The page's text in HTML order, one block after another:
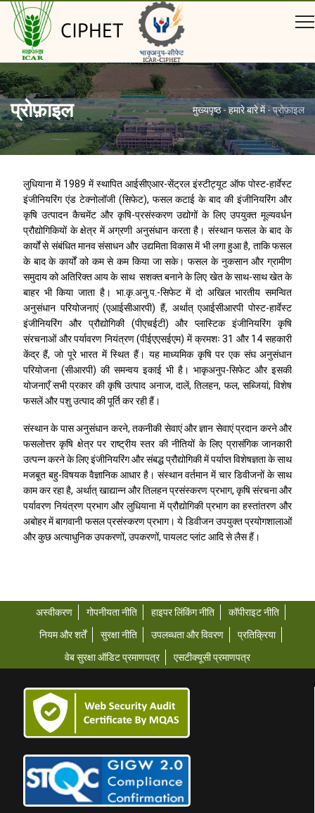
CIPHET
प्रोफ़ाइल मुख्यपृष्ठ-हमारे बारे में-प्रोफ़ाइल
लुधियाना में 1989 में स्थापित आईसीएआर-सेंट्रल इंस्टीट्यूट ऑफ पोस्ट-हार्वेस्ट
इंजीनियरिंग एंड टेक्नोलॉजी (सिफेट), फसल कटाई के बाद की इंजीनियरिंग और
कृषि उत्पादन कैचमेंट और कृषि-प्रसंस्करण उद्योगों के लिए उपयुक्त मूल्यवर्धन
प्रौद्योगिकियों के क्षेत्र में अग्रणी अनुसंधान करता है। संस्थान फसल के बाद के
कार्यों से संबंधित मानव संसाधन और उद्यमिता विकास में भी लगा हुआ है, ताकि फसल
के बाद के कार्यों को कम से कम किया जा सके। फसल के नुकसान और ग्रामीण
समुदाय को अतिरिक्त आय के साथ सशक्त बनाने के लिए खेत के साथ-साथ खेत के
बाहर भी किया जाता है। भा.कृ.अनु.प.-सिफेट में दो अखिल भारतीय समन्वित
अनुसंधान परियोजनाएं (एआईसीआरपी) हैं, अर्थात् एआईसीआरपी पोस्ट-हार्वेस्ट
इंजीनियरिंग और प्रौद्योगिकी (पीएचईटी) और प्लास्टिक इंजीनियरिंग कृषि
संरचनाओं और पर्यावरण नियंत्रण (पीईएएसईएम) में क्रमशः 31 और 14 सहकारी
केंद्र हैं, जो पूरे भारत में स्थित हैं। यह माध्यमिक कृषि पर एक संघ अनुसंधान
परियोजना (सीआरपी) की समन्वय इकाई भी है। भाकृअनुप-सिफेट और इसकी
योजनाएँ सभी प्रकार की कृषि उत्पाद अनाज, दालें, तिलहन, फल, सब्जियां, विशेष
फसलें और पशु उत्पाद की पूर्ति कर रही हैं।
संस्थान के पास अनुसंधान करने, तकनीकी सेवाएं और ज्ञान सेवाएं प्रदान करने और
फसलोत्तर कृषि क्षेत्र पर राष्ट्रीय स्तर की नीतियों के लिए प्रासंगिक जानकारी
उत्पन्न करने के लिए इंजीनियरिंग और संबद्ध प्रौद्योगिकी में पर्याप्त विशेषज्ञता के साथ
मजबूत बहु-विषयक वैज्ञानिक आधार है। संस्थान वर्तमान में चार डिवीजनों के साथ
काम कर रहा है, अर्थात् खाद्यान्न और तिलहन प्रसंस्करण प्रभाग, कृषि संरचना और
पर्यावरण नियंत्रण प्रभाग और लुधियाना में प्रौद्योगिकी प्रभाग का हस्तांतरण और
अबोहर में बागवानी फसल प्रसंस्करण प्रभाग। ये डिवीजन उपयुक्त प्रयोगशालाओं
और कुछ अत्याधुनिक उपकरणों, उपकरणों, पायलट प्लांट आदि से लैस हैं।
अस्वीकरण गोपनीयता नीति हाइपर लिंकिंग नीति
कॉपीराइट नीति
नियम और शर्तें
सुरक्षा नीति उपलब्धता और विवरण
प्रतिक्रिया
वेब सुरक्षा ऑडिट प्रमाणपत्र
एसटीक्यूसी प्रमाणपत्र